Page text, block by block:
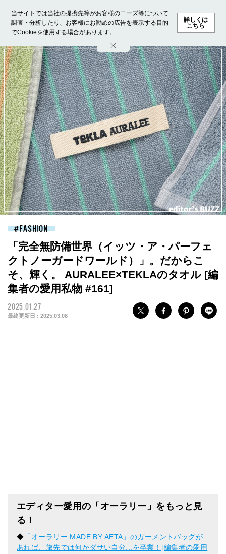
当サイトでは当社の提携先等がお客様のニーズ等について
調査・分析したり、お客様にお勧めの広告を表示する目的
でCookieを使用する場合があります。
詳しくは
こちら
ホーム モデル募集 ランキング ファッション ビューテ
FASHION
「完全無防備世界（イッツ・ア・パーフェ
クトノーガードワールド）」。だからこ
そ、輝く。 AURALEE×TEKLAのタオル [編
集者の愛用私物 #161]
2025.01.27
最終更新日 : 2025.03.08
エディター愛用の「オーラリー」をもっと見
る！
◆ 「オーラリー MADE BY AETA」のガーメントバッグが
あれば、旅先では何かダサい自分...を卒業！[編集者の愛用